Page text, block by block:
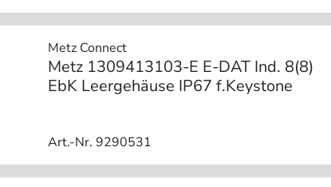
Metz Connect
Metz 1309413103-E E-DAT Ind. 8(8)
EbK Leergehäuse IP67 f.Keystone
Art.-Nr. 9290531